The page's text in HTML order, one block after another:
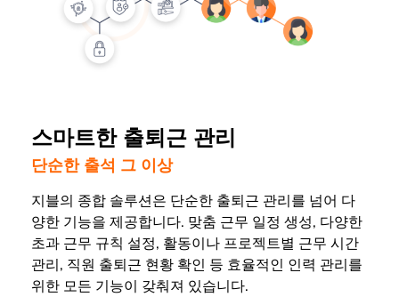
스마트한 출퇴근 관리
단순한 출석 그 이상
지블의 종합 솔루션은 단순한 출퇴근 관리를 넘어 다
양한 기능을 제공합니다. 맞춤 근무 일정 생성, 다양한
초과 근무 규칙 설정, 활동이나 프로젝트별 근무 시간
관리, 직원 출퇴근 현황 확인 등 효율적인 인력 관리를
위한 모든 기능이 갖춰져 있습니다.